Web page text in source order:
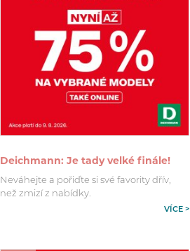
Deichmann: Je tady velké finále!
Neváhejte a pořiďte si své favority dřív,
než zmizí z nabídky.
VÍCE >